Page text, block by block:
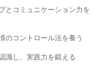
とコミュニケーション力を
のコントロール法を養う
識し、実践力を鍛える